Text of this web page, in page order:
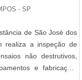
do cliente.É por
trata de empresas do
cromagem por cromo
A empresa busca a
resultado e qualidade
- SP
de São José dos
realiza a inspeção de
não destrutivos,
e fabricação.